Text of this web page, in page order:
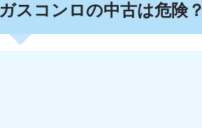
ガスコンロの中古は危険？